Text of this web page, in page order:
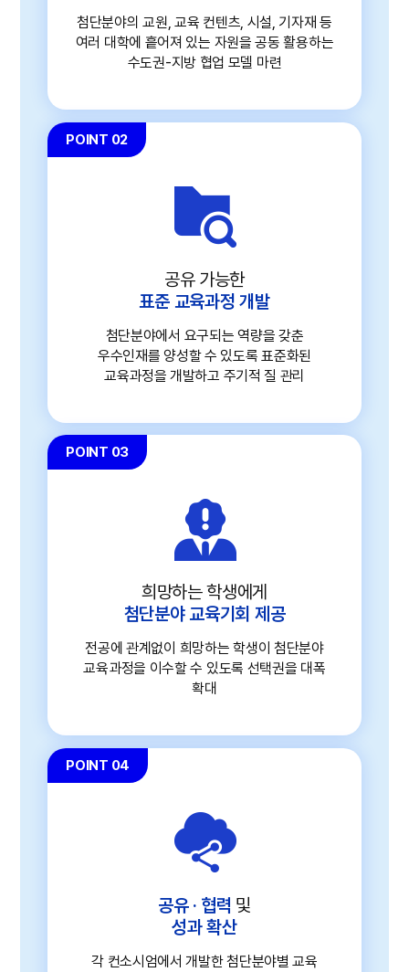
첨단분야의 교원, 교육 컨텐츠, 시설, 기자재 등
여러 대학에 흩어져 있는 자원을 공동 활용하는
수도권-지방 협업 모델 마련
POINT 02
공유 가능한
표준 교육과정 개발
첨단분야에서 요구되는 역량을 갖춘
우수인재를 양성할 수 있도록 표준화된
교육과정을 개발하고 주기적 질 관리
POINT 03
희망하는 학생에게
첨단분야 교육기회 제공
전공에 관계없이 희망하는 학생이 첨단분야
교육과정을 이수할 수 있도록 선택권을 대폭
확대
POINT 04
공유 · 협력 및
성과 확산
각 컨소시엄에서 개발한 첨단분야별 교육